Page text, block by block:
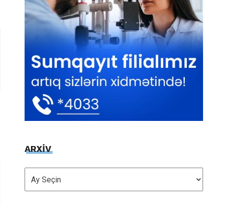
ARXİV
ARXİV